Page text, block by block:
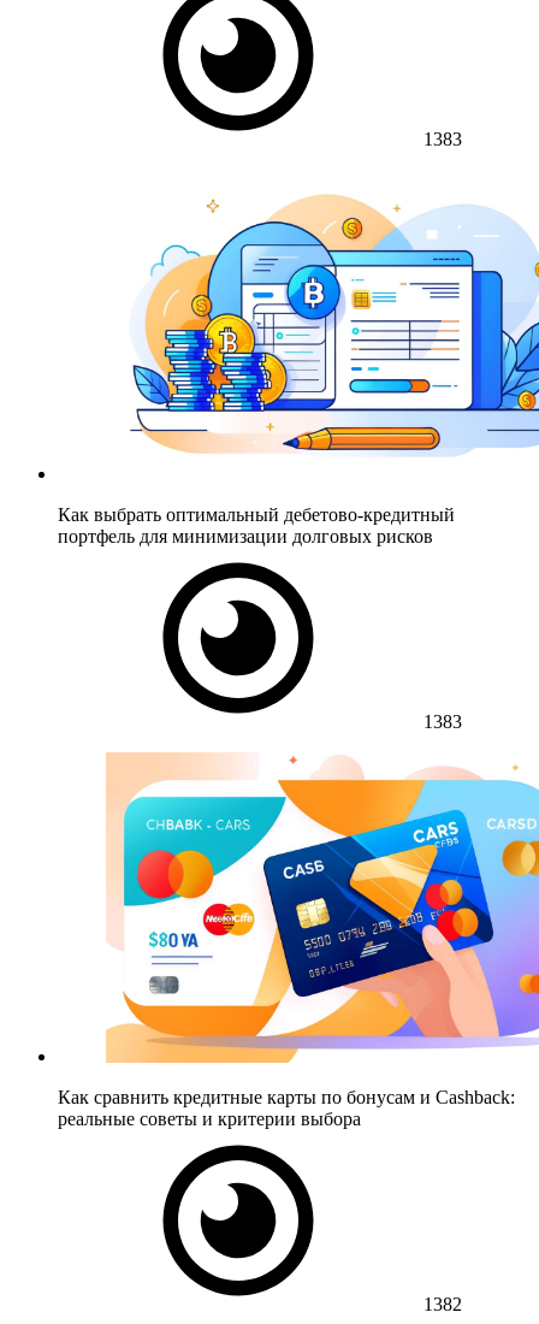
1383
Как выбрать оптимальный дебетово-кредитный
портфель для минимизации долговых рисков
1383
Как сравнить кредитные карты по бонусам и Cashback:
реальные советы и критерии выбора
1382